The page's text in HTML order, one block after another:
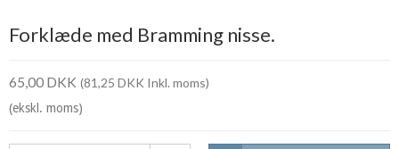
Forklæde med Bramming nisse.
65,00 DKK (81,25 DKK Inkl. moms)
(ekskl. moms)